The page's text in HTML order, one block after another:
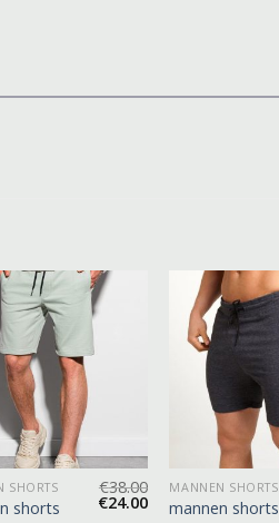
SHORTS
shorts
€38.00
€24.00
MANNEN SHORTS
mannen shorts